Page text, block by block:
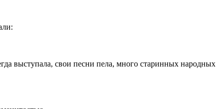
выступала, свои песни пела, много старинных народных